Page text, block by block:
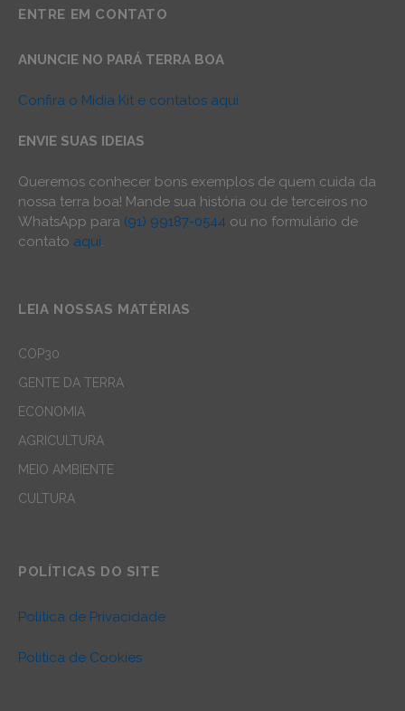
ENTRE EM CONTATO
ANUNCIE NO PARÁ TERRA BOA
Confira o Mídia Kit e contatos aqui
ENVIE SUAS IDEIAS
Queremos conhecer bons exemplos de quem cuida da
nossa terra boa! Mande sua história ou de terceiros no
WhatsApp para (91) 99187-0544 ou no formulário de
contato aqui.
LEIA NOSSAS MATÉRIAS
COP30
GENTE DA TERRA
ECONOMIA
AGRICULTURA
MEIO AMBIENTE
CULTURA
POLÍTICAS DO SITE
Política de Privacidade
Política de Cookies